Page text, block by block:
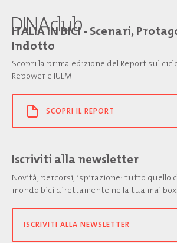
ITALIA IN BICI - Scenari,
Indotto
Scopri la prima edizione del Report sul
Repower e IULM
SCOPRI IL REPORT
Iscriviti alla newsletter
Novità, percorsi, ispirazione: tutto quello
mondo bici direttamente nella tua mailbox.
ISCRIVITI ALLA NEWSLETTER